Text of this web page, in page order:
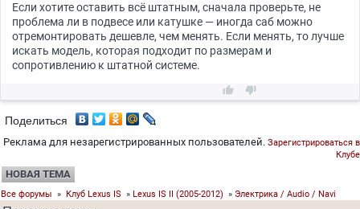
Если хотите оставить всё штатным, сначала проверьте, не
проблема ли в подвесе или катушке — иногда саб можно
отремонтировать дешевле, чем менять. Если менять, то лучше
искать модель, которая подходит по размерам и
сопротивлению к штатной системе.
 
Поделиться
Реклама для незарегистрированных пользователей. Зарегистрироваться в
Клубе
НОВАЯ ТЕМА
Все форумы » Клуб Lexus IS » Lexus IS II (2005-2012) » Электрика / Audio / Navi